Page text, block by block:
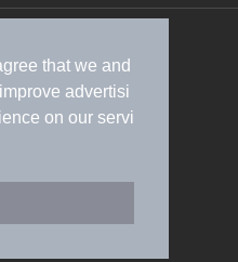
that we and
advertisi
on our servi
広告出稿のご案内
ルMEMBERS+規約
ヘルプ
採用情報